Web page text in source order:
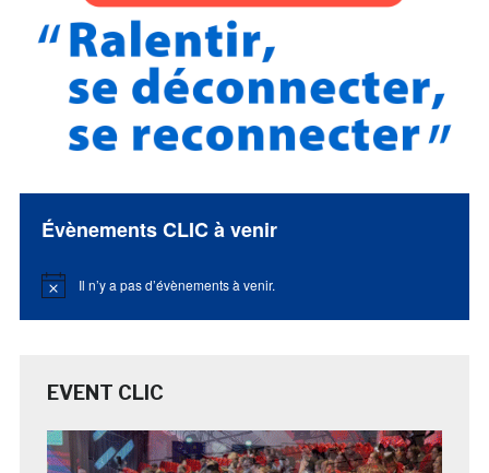
Évènements CLIC à venir
Notice Il n’y a pas d’évènements à venir.
EVENT CLIC